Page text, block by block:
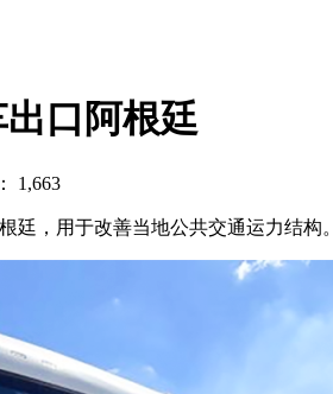
口阿根廷
1,663
廷，用于改善当地公共交通运力结构。